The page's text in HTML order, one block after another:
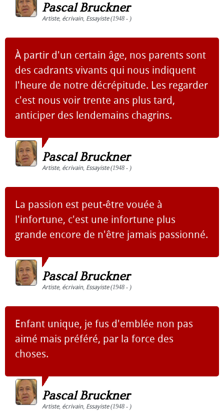
Pascal Bruckner
Artiste, écrivain, Essayiste(1948 - )
À partir d'un certain âge, nos parents sont
des cadrants vivants qui nous indiquent
l'heure de notre décrépitude. Les regarder
c'est nous voir trente ans plus tard,
anticiper des lendemains chagrins.
Pascal Bruckner
Artiste, écrivain, Essayiste(1948 - )
La passion est peut-être vouée à
l'infortune, c'est une infortune plus
grande encore de n'être jamais passionné.
Pascal Bruckner
Artiste, écrivain, Essayiste(1948 - )
Enfant unique, je fus d'emblée non pas
aimé mais préféré, par la force des
choses.
Pascal Bruckner
Artiste, écrivain, Essayiste(1948 - )